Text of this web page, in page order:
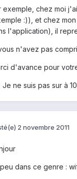
exemple, chez moi
:)), et chez
l'application), il
n'avez pas
d'avance pour
Je ne suis pas sur à
2 novembre 2011
dans ce genre :